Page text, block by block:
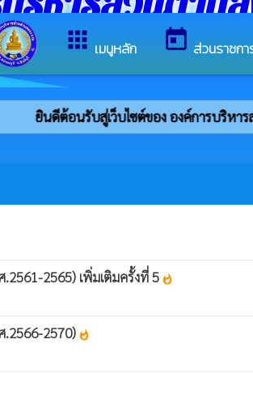
apps เมนูหลัก today ส่วนราชกา
วัดสิงห์บุรี
ยินดีต้อนรับสู่เว็บไซต์ของ องค์การบริหาร
2565) เพิ่มเติมครั้งที่ 5 whatshot
.2566-2570) whatshot